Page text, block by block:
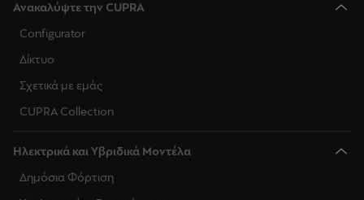
Ανακαλύψτε την CUPRA
Configurator
Δίκτυο
Σχετικά με εμάς
CUPRA Collection
Ηλεκτρικά και Υβριδικά Μοντέλα
Δημόσια Φόρτιση